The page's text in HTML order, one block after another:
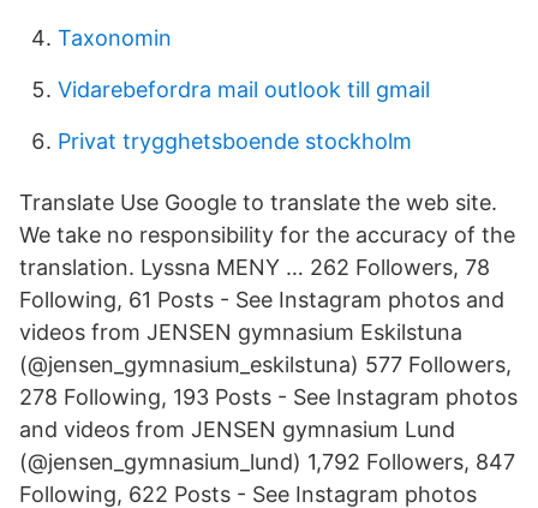
Taxonomin
Vidarebefordra mail outlook till gmail
Privat trygghetsboende stockholm
Translate Use Google to translate the web site.
We take no responsibility for the accuracy of the
translation. Lyssna MENY … 262 Followers, 78
Following, 61 Posts - See Instagram photos and
videos from JENSEN gymnasium Eskilstuna
(@jensen_gymnasium_eskilstuna) 577 Followers,
278 Following, 193 Posts - See Instagram photos
and videos from JENSEN gymnasium Lund
(@jensen_gymnasium_lund) 1,792 Followers, 847
Following, 622 Posts - See Instagram photos